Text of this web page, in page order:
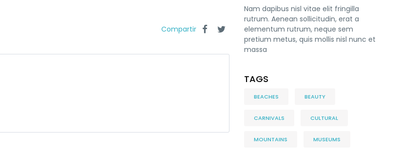
Compartir
Nam dapibus nisl vitae elit fringilla
rutrum. Aenean sollicitudin, erat a
elementum rutrum, neque sem
pretium metus, quis mollis nisl nunc et
massa
TAGS
BEACHES BEAUTY
CARNIVALS CULTURAL
MOUNTAINS MUSEUMS